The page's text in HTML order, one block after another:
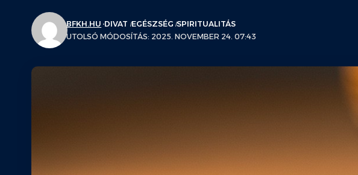
UTOLSÓ MÓDOSÍTÁS: 2025. NOVEMBER 24. 07:43
BFKH.HU DIVAT EGÉSZSÉG SPIRITUALITÁS